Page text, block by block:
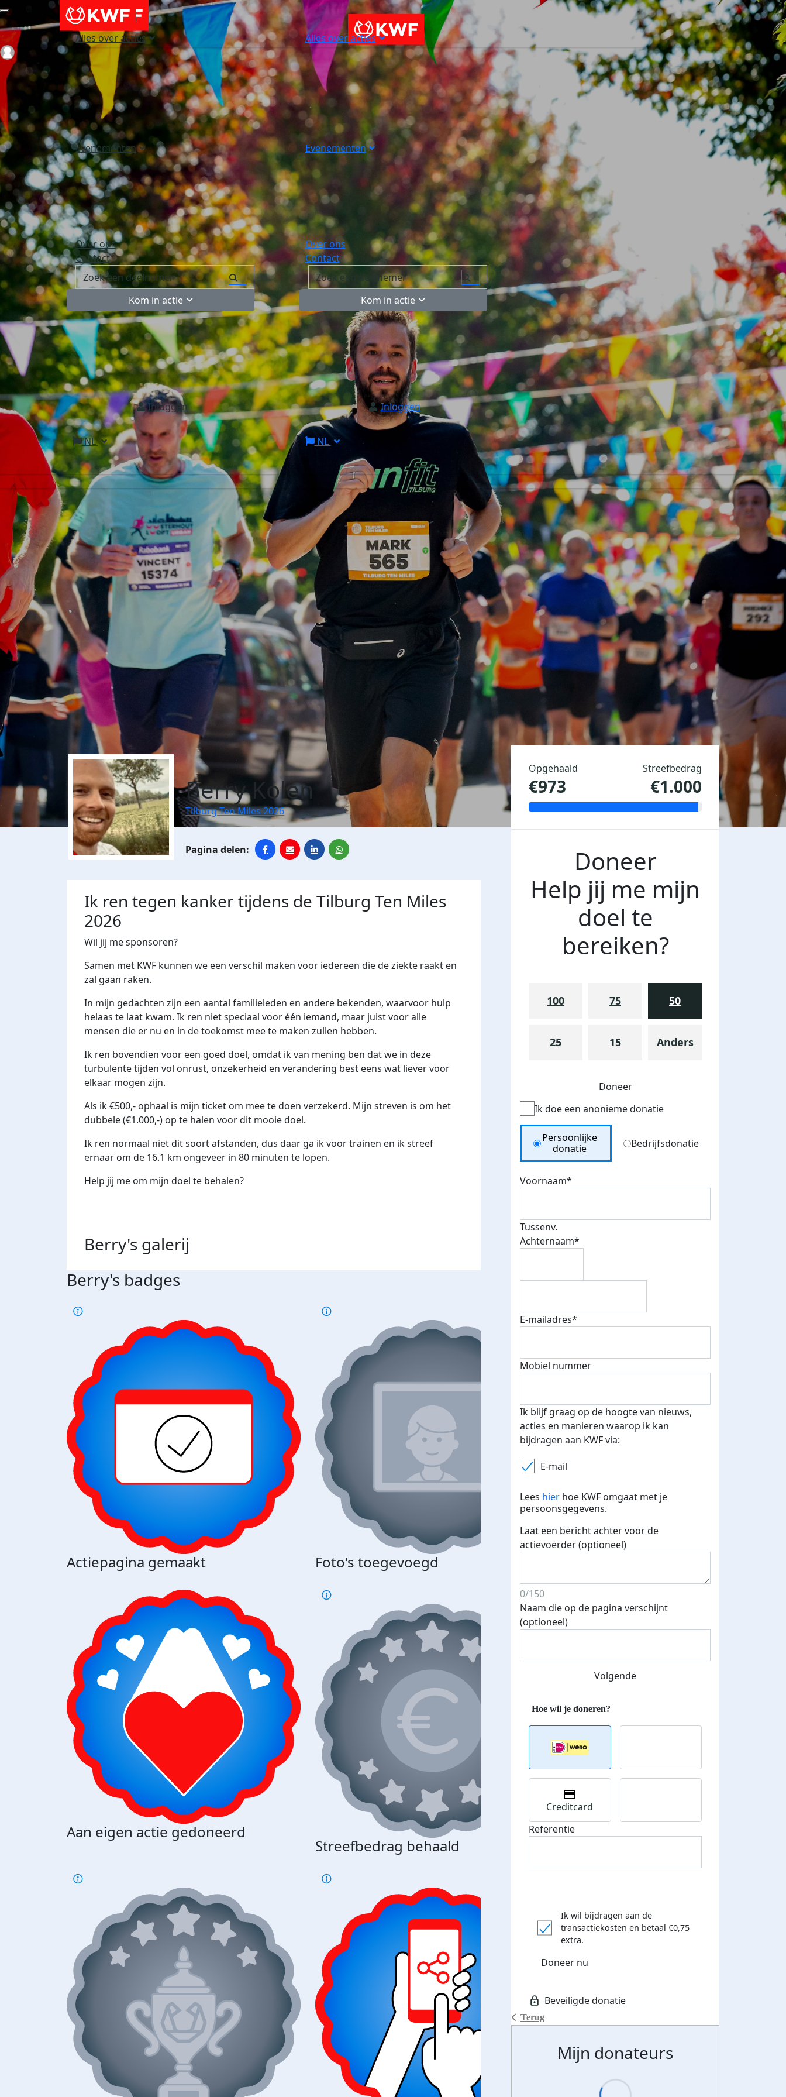
Alles over acties
Evenementen
Over ons
Contact
Kom in actie
Inloggen
NL
Alles over acties
Evenementen
Over ons
Contact
Kom in actie
Inloggen
NL
Login
Berry Kolen
Tilburg Ten Miles 2026
Ik ren tegen kanker tijdens de Tilburg Ten Miles
2026
Wil jij me sponsoren?
Samen met KWF kunnen we een verschil maken voor iedereen die de ziekte raakt en
zal gaan raken.
In mijn gedachten zijn een aantal familieleden en andere bekenden, waarvoor hulp
helaas te laat kwam. Ik ren niet speciaal voor één iemand, maar juist voor alle
mensen die er nu en in de toekomst mee te maken zullen hebben.
Ik ren bovendien voor een goed doel, omdat ik van mening ben dat we in deze
turbulente tijden vol onrust, onzekerheid en verandering best eens wat liever voor
elkaar mogen zijn.
Als ik €500,- ophaal is mijn ticket om mee te doen verzekerd. Mijn streven is om het
dubbele (€1.000,-) op te halen voor dit mooie doel.
Ik ren normaal niet dit soort afstanden, dus daar ga ik voor trainen en ik streef
ernaar om de 16.1 km ongeveer in 80 minuten te lopen.
Help jij me om mijn doel te behalen?
Berry's galerij
Berry's badges
Actiepagina gemaakt Foto's toegevoegd
Aan eigen actie gedoneerd
Streefbedrag behaald
Bij 500 euro aan donaties ontvang
Opgehaald
€973
Streefbedrag
€1.000
Doneer
Help jij me mijn
doel te
bereiken?
100 75 50
25 15 Anders
Doneer
Ik doe een anonieme donatie
Donation Type
Persoonlijke
donatie
Bedrijfsdonatie
Voornaam*
Tussenv.
Achternaam*
E-mailadres*
Mobiel nummer
Ik blijf graag op de hoogte van nieuws,
acties en manieren waarop ik kan
bijdragen aan KWF via:
E-mail
Lees hier hoe KWF omgaat met je
persoonsgegevens.
Laat een bericht achter voor de
actievoerder (optioneel)
0/150
Naam die op de pagina verschijnt
(optioneel)
Volgende
Terug
Creditcard
Referentie
Ik wil bijdragen aan de
transactiekosten en betaal €0,75
extra.
Doneer nu
Mijn donateurs